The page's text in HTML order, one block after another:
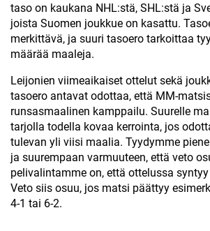
taso on kaukana NHL:stä, SHL:stä ja
joista Suomen joukkue on kasattu.
merkittävä, ja suuri tasoero tarkoittaa
määrää maaleja.
Leijonien viimeaikaiset ottelut sekä
tasoero antavat odottaa, että MM-
runsasmaalinen kamppailu. Suurelle
tarjolla todella kovaa kerrointa, jos
tulevan yli viisi maalia. Tyydymme
ja suurempaan varmuuteen, että veto
pelivalintamme on, että ottelussa
Veto siis osuu, jos matsi päättyy
4-1 tai 6-2.